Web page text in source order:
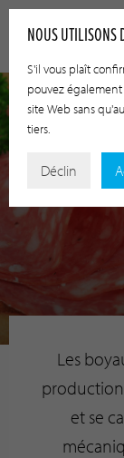
Les
production
et se
NOUS UTILISONS
S'il vous plaît
pouvez
site Web sans
tiers.
Déclin